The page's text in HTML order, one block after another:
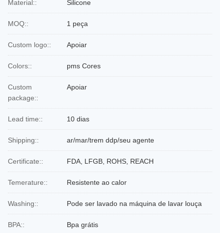
Material:: Silicone
MOQ:: 1 peça
Custom logo:: Apoiar
Colors:: pms Cores
Custom
package::
Apoiar
Lead time:: 10 dias
Shipping:: ar/mar/trem ddp/seu agente
Certificate:: FDA, LFGB, ROHS, REACH
Temerature:: Resistente ao calor
Washing:: Pode ser lavado na máquina de lavar louça
BPA:: Bpa grátis